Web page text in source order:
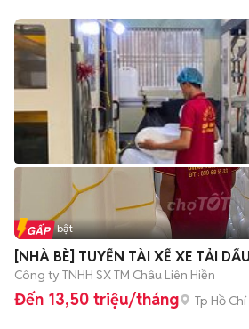
Tin nổi bật
[NHÀ BÈ] TUYỂN TÀI XẾ XE TẢI
Công ty TNHH SX TM Châu Liên Hiền
Đến 13,50 triệu/tháng Tp Hồ